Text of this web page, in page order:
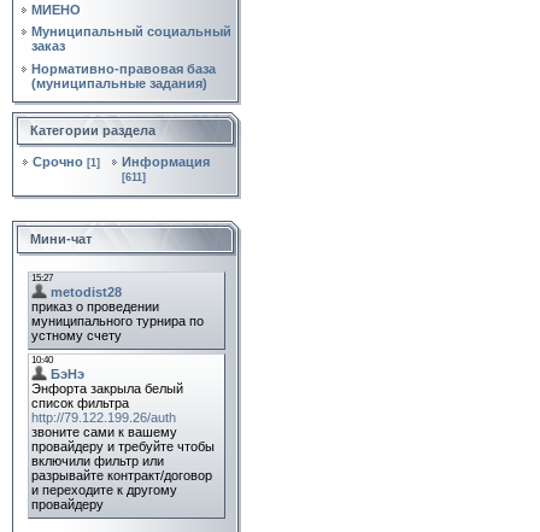
МИЕНО
Муниципальный социальный
заказ
Нормативно‑правовая база
(муниципальные задания)
Категории раздела
Срочно [1] Информация
[611]
Мини-чат